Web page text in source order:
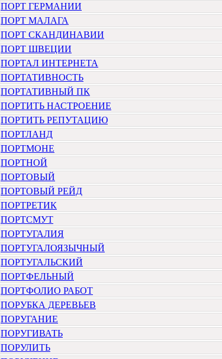
ПОРТ ГЕРМАНИИ
ПОРТ МАЛАГА
ПОРТ СКАНДИНАВИИ
ПОРТ ШВЕЦИИ
ПОРТАЛ ИНТЕРНЕТА
ПОРТАТИВНОСТЬ
ПОРТАТИВНЫЙ ПК
ПОРТИТЬ НАСТРОЕНИЕ
ПОРТИТЬ РЕПУТАЦИЮ
ПОРТЛАНД
ПОРТМОНЕ
ПОРТНОЙ
ПОРТОВЫЙ
ПОРТОВЫЙ РЕЙД
ПОРТРЕТИК
ПОРТСМУТ
ПОРТУГАЛИЯ
ПОРТУГАЛОЯЗЫЧНЫЙ
ПОРТУГАЛЬСКИЙ
ПОРТФЕЛЬНЫЙ
ПОРТФОЛИО РАБОТ
ПОРУБКА ДЕРЕВЬЕВ
ПОРУГАНИЕ
ПОРУГИВАТЬ
ПОРУЛИТЬ